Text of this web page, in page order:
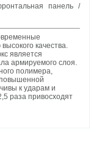
панель /
качества.
является
армируемого слоя.
полимера,
повышенной
к ударам и
раза привосходят